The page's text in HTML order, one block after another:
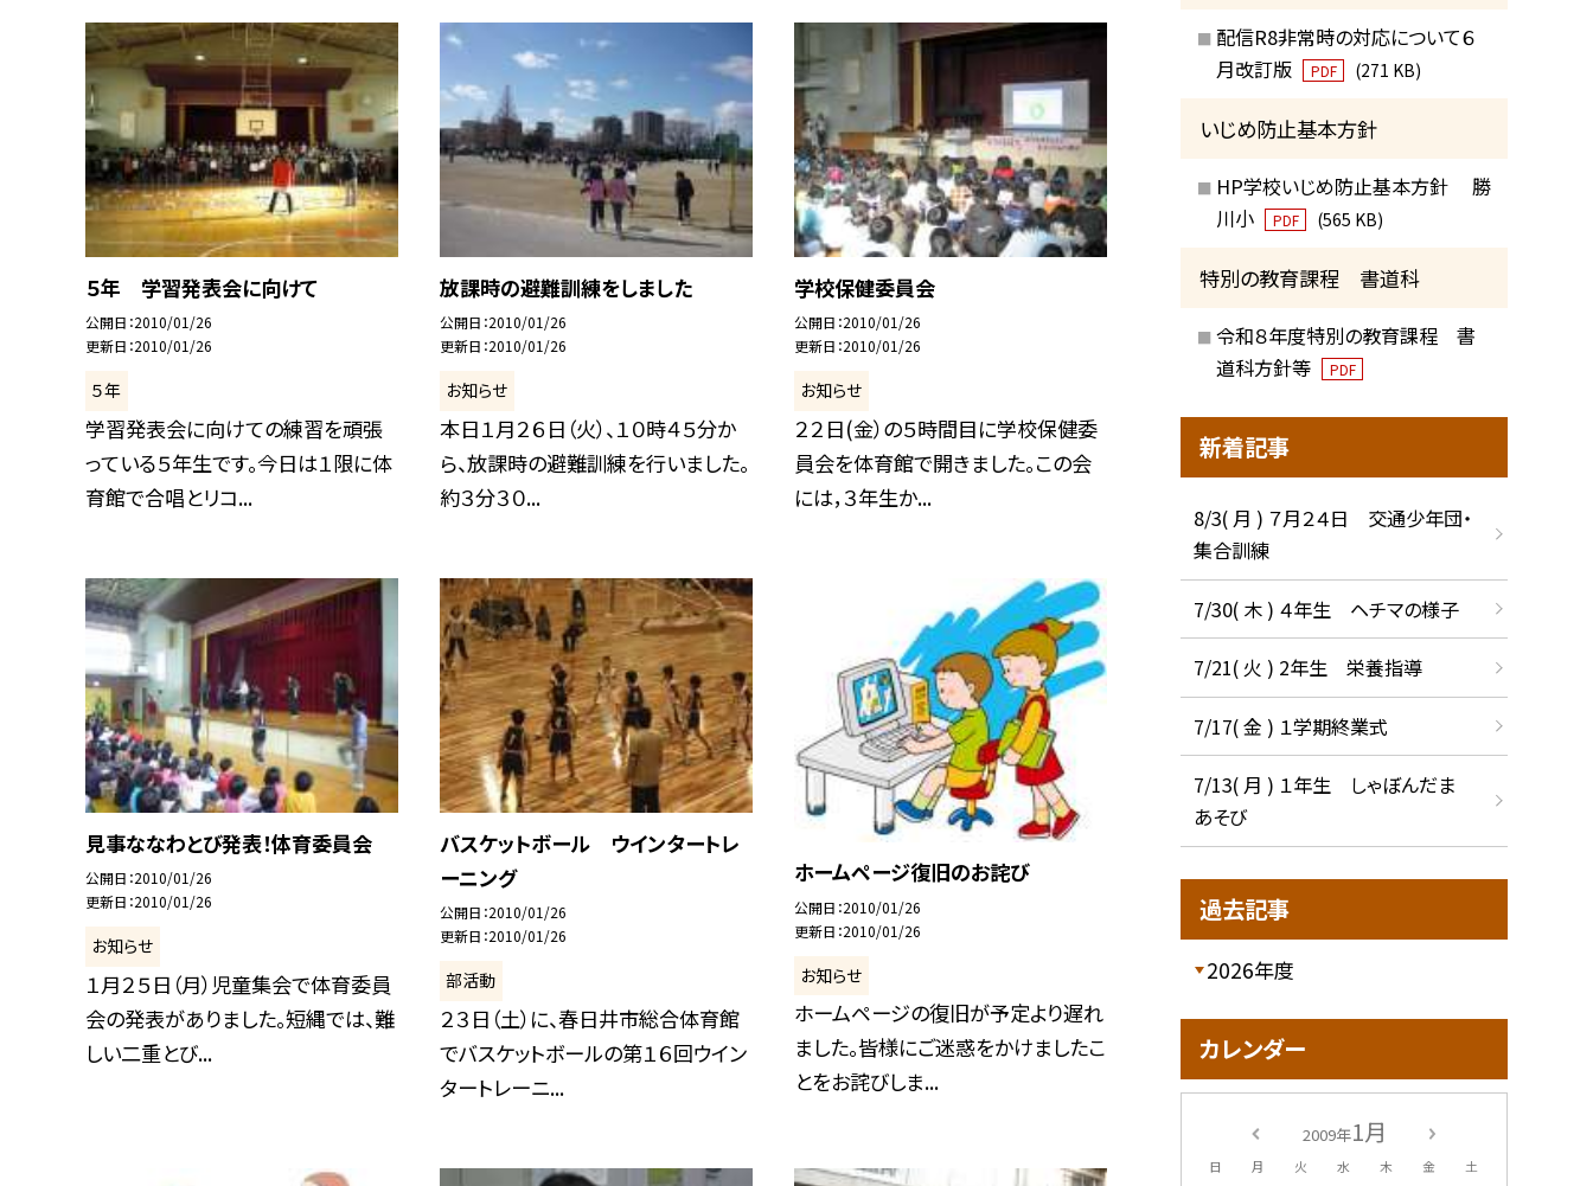
５年 学習発表会に向けて
公開日 2010/01/26
更新日 2010/01/26
５年
学習発表会に向けての練習を頑張
っている５年生です。今日は１限に体
育館で合唱とリコ...
放課時の避難訓練をしました
公開日 2010/01/26
更新日 2010/01/26
お知らせ
本日１月２６日（火）、１０時４５分か
ら、放課時の避難訓練を行いました。
約３分３０...
学校保健委員会
公開日 2010/01/26
更新日 2010/01/26
お知らせ
２２日(金）の５時間目に学校保健委
員会を体育館で開きました。この会
には，３年生か...
見事ななわとび発表！体育委員会
公開日 2010/01/26
更新日 2010/01/26
お知らせ
１月２５日（月）児童集会で体育委員
会の発表がありました。短縄では、難
しい二重とび...
バスケットボール ウインタートレ
ーニング
公開日 2010/01/26
更新日 2010/01/26
部活動
２３日（土）に、春日井市総合体育館
でバスケットボールの第１６回ウイン
タートレーニ...
ホームページ復旧のお詫び
公開日 2010/01/26
更新日 2010/01/26
お知らせ
ホームページの復旧が予定より遅れ
ました。皆様にご迷惑をかけましたこ
とをお詫びしま...
配信R8非常時の対応について６
月改訂版
PDF (271 KB)
いじめ防止基本方針
HP学校いじめ防止基本方針 勝
川小
PDF (565 KB)
特別の教育課程 書道科
令和８年度特別の教育課程 書
道科方針等
PDF
新着記事
8/3( 月 ) ７月２４日 交通少年団・
集合訓練
7/30( 木 ) ４年生 ヘチマの様子
7/21( 火 ) 2年生 栄養指導
7/17( 金 ) １学期終業式
7/13( 月 ) １年生 しゃぼんだま
あそび
過去記事
2026年度
カレンダー
2009年1月
日 月 火 水 木 金 土